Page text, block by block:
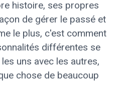
histoire, ses propres
de gérer le passé et
le plus, c'est comment
différentes se
uns avec les autres,
chose de beaucoup